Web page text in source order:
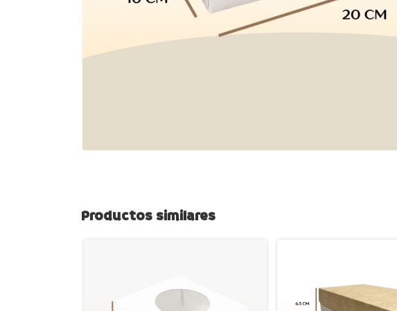
Productos similares